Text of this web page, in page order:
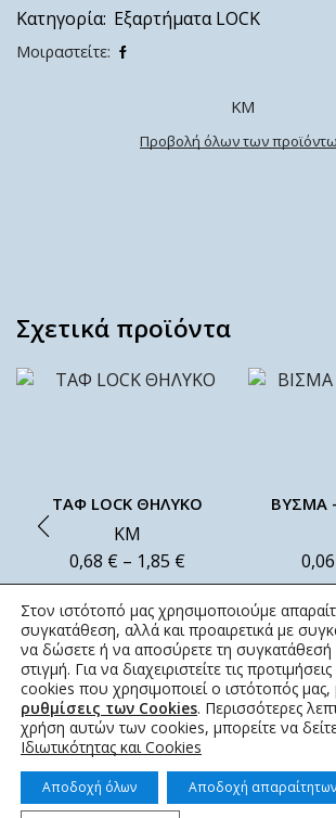
Κατηγορία: Εξαρτήματα LOCK
Μοιραστείτε:
ΚΜ
Προβολή όλων των
Σχετικά προϊόντα
ΤΑΦ LOCK ΘΗΛΥΚΟ
ΚΜ
0,68 € – 1,85 €
ΒΥΣΜΑ
0,06
Στον ιστότοπό μας χρησιμοποιούμε
συγκατάθεση, αλλά και προαιρετικά με
να δώσετε ή να αποσύρετε τη
στιγμή. Για να διαχειριστείτε τις
cookies που χρησιμοποιεί ο ιστότοπός μας,
ρυθμίσεις των Cookies. Περισσότερες
χρήση αυτών των cookies, μπορείτε να
Ιδιωτικότητας και Cookies
Αποδοχή όλων Αποδοχή απαραίτητων